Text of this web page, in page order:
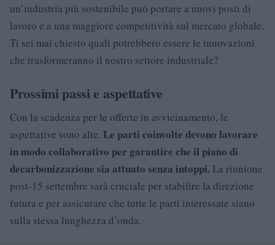
un’industria più sostenibile può portare a nuovi posti di
lavoro e a una maggiore competitività sul mercato globale.
Ti sei mai chiesto quali potrebbero essere le innovazioni
che trasformeranno il nostro settore industriale?
Prossimi passi e aspettative
Con la scadenza per le offerte in avvicinamento, le
aspettative sono alte. Le parti coinvolte devono lavorare
in modo collaborativo per garantire che il piano di
decarbonizzazione sia attuato senza intoppi. La riunione
post-15 settembre sarà cruciale per stabilire la direzione
futura e per assicurare che tutte le parti interessate siano
sulla stessa lunghezza d’onda.